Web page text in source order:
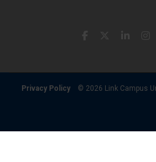
Privacy Policy © 2026 Link Campus